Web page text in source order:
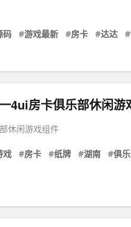
码 #游戏最新 #房卡 #达达 #
4ui房卡俱乐部休闲游
休闲游戏组件
戏 #房卡 #纸牌 #湖南 #俱